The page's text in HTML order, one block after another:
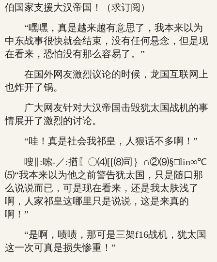
伯国家支援大汉帝国！（求订阅）
“嘿嘿，真是越来越有意思了，我本来以为
中东战事很快就会结束，没有任何悬念，但是现
在看来，恐怕没有那么容易了。”
在国外网友激烈议论的时候，龙国互联网上
也炸开了锅。
广大网友针对大汉帝国击毁犹太国战机的事
情展开了激烈的讨论。
“哇！真是社会我祁皇，人狠话不多啊！”
嗖∥:嗦-／:揂〖〇⑷[[⑻司｝∩②⑼§□lin∞℃
⑸“我本来以为他之前警告犹太国，只是随口那
么说说而已，可是现在看来，还是我太肤浅了
啊，人家祁皇这哪里只是说说，这是来真的
啊！”
“是啊，啧啧，那可是三架f16战机，犹太国
这一次可真是损失惨重！”